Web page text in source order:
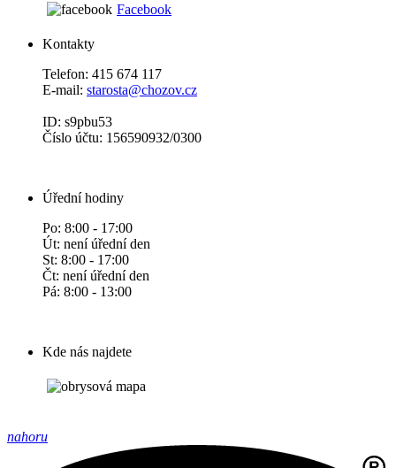
Facebook
Kontakty
Telefon: 415 674 117
E-mail: starosta@chozov.cz
ID: s9pbu53
Číslo účtu: 156590932/0300
Úřední hodiny
Po: 8:00 - 17:00
Út: není úřední den
St: 8:00 - 17:00
Čt: není úřední den
Pá: 8:00 - 13:00
Kde nás najdete
nahoru